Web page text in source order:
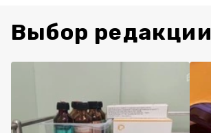
Выбор редакции